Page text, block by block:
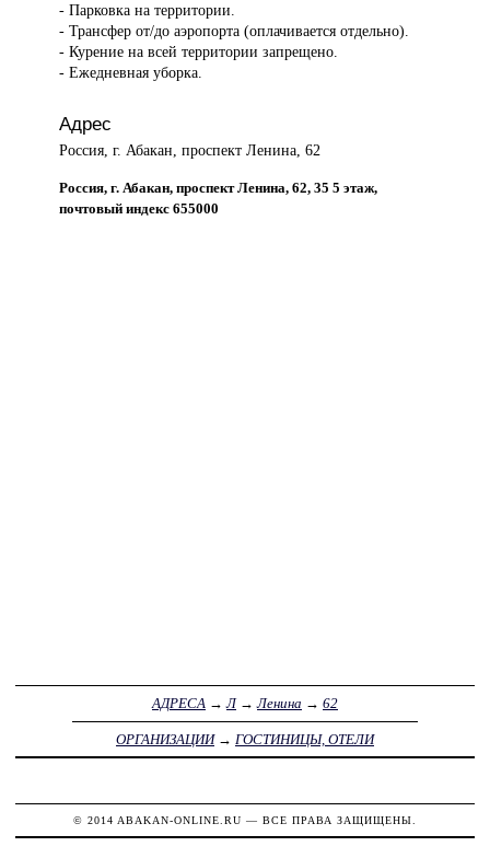
- Парковка на территории.
- Трансфер от/до аэропорта (оплачивается отдельно).
- Курение на всей территории запрещено.
- Ежедневная уборка.
Адрес
Россия, г. Абакан, проспект Ленина, 62
Россия, г. Абакан, проспект Ленина, 62, 35 5 этаж,
почтовый индекс 655000
АДРЕСА →Л→Ленина → 62
ОРГАНИЗАЦИИ→ ГОСТИНИЦЫ, ОТЕЛИ
© 2014 ABAKAN-ONLINE.RU — ВСЕ ПРАВА ЗАЩИЩЕНЫ.